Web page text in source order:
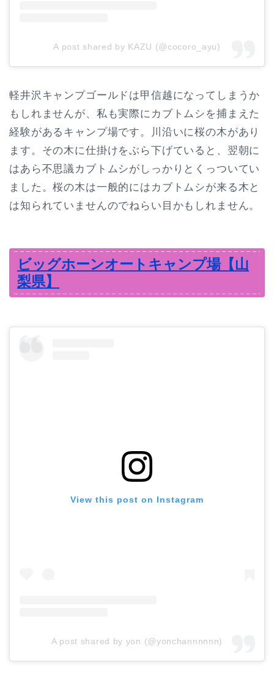
A post shared by KAZU (@cocoro_ayu)
軽井沢キャンプゴールドは甲信越になってしまうか
もしれませんが、私も実際にカブトムシを捕まえた
経験があるキャンプ場です。川沿いに桜の木があり
ます。その木に仕掛けをぶら下げていると、翌朝に
はあら不思議カブトムシがしっかりとくっついてい
ました。桜の木は一般的にはカブトムシが来る木と
は知られていませんのでねらい目かもしれません。
ビッグホーンオートキャンプ場【山
梨県】
View this post on Instagram
A post shared by yon (@yonchannnnnn)